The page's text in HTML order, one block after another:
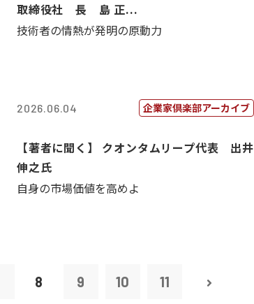
取締役社 長 島 正...
技術者の情熱が発明の原動力
2026.06.04 企業家倶楽部アーカイブ
【著者に聞く】 クオンタムリープ代表 出井
伸之氏
自身の市場価値を高めよ
8 9 10 11